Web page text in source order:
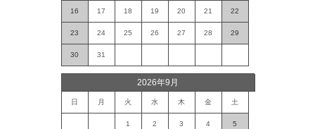
16 17 18 19 20 21 22
23 24 25 26 27 28 29
30 31
2026年9月
日 月 火 水 木 金 土
1 2 3 4 5